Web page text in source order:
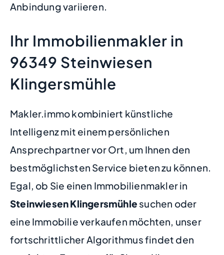
Anbindung variieren.
Ihr Immobilienmakler in
96349 Steinwiesen
Klingersmühle
Makler.immo kombiniert künstliche
Intelligenz mit einem persönlichen
Ansprechpartner vor Ort, um Ihnen den
bestmöglichsten Service bieten zu können.
Egal, ob Sie einen Immobilienmakler in
Steinwiesen Klingersmühle suchen oder
eine Immobilie verkaufen möchten, unser
fortschrittlicher Algorithmus findet den